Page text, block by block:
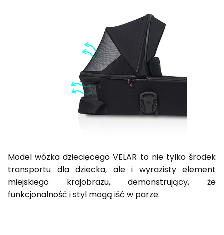
Model wózka dziecięcego VELAR to nie tylko środek
transportu dla dziecka, ale i wyrazisty element
miejskiego krajobrazu, demonstrujący, że
funkcjonalność i styl mogą iść w parze.